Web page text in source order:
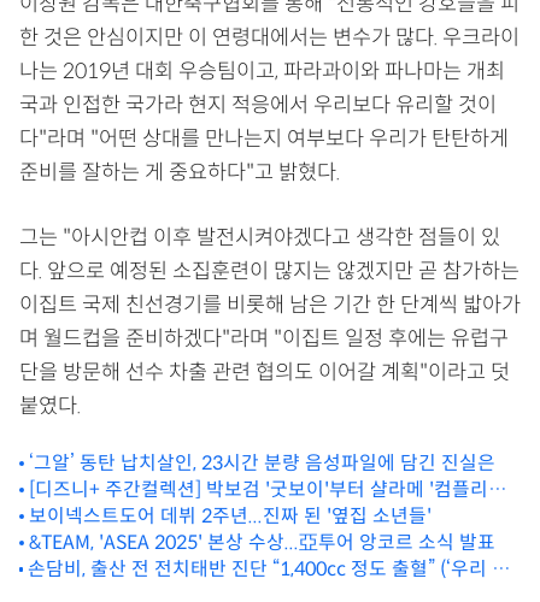
한 것은 안심이지만 이 연령대에서는 변수가 많다. 우크라이
나는 2019년 대회 우승팀이고, 파라과이와 파나마는 개최
국과 인접한 국가라 현지 적응에서 우리보다 유리할 것이
다"라며 "어떤 상대를 만나는지 여부보다 우리가 탄탄하게
준비를 잘하는 게 중요하다"고 밝혔다.
그는 "아시안컵 이후 발전시켜야겠다고 생각한 점들이 있
다. 앞으로 예정된 소집훈련이 많지는 않겠지만 곧 참가하는
이집트 국제 친선경기를 비롯해 남은 기간 한 단계씩 밟아가
며 월드컵을 준비하겠다"라며 "이집트 일정 후에는 유럽구
단을 방문해 선수 차출 관련 협의도 이어갈 계획"이라고 덧
붙였다.
‘그알’ 동탄 납치살인, 23시간 분량 음성파일에 담긴 진실은
[디즈니+ 주간컬렉션] 박보검 '굿보이'부터 샬라메 '컴플리트
언노운'
보이넥스트도어 데뷔 2주년...진짜 된 '옆집 소년들'
&TEAM, 'ASEA 2025' 본상 수상...亞투어 앙코르 소식 발표
손담비, 출산 전 전치태반 진단 “1,400cc 정도 출혈” (‘우리 아